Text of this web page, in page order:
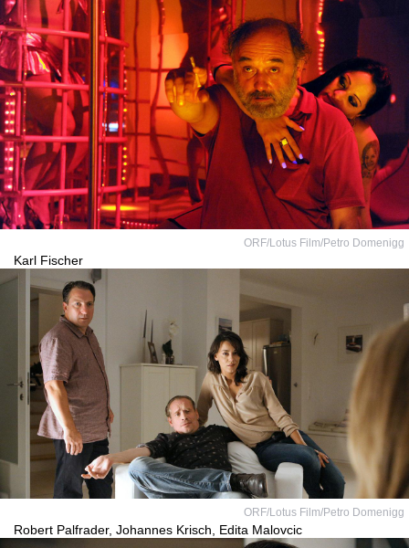
ORF/Lotus Film/Petro Domenigg
Karl Fischer
ORF/Lotus Film/Petro Domenigg
Robert Palfrader, Johannes Krisch, Edita Malovcic